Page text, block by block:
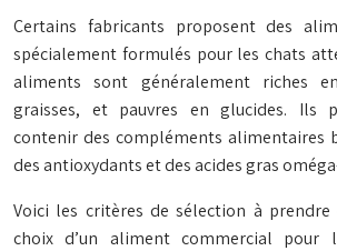
Certains fabricants proposent des
spécialement formulés pour les chats
aliments sont généralement riches
graisses, et pauvres en glucides. Ils
contenir des compléments alimentaires
des antioxydants et des acides gras
Voici les critères de sélection à
choix d’un aliment commercial pour